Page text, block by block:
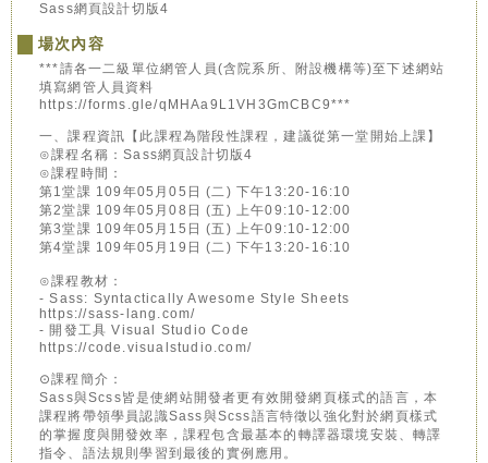
Sass網頁設計切版4
場次內容
***請各一二級單位網管人員(含院系所、附設機構等)至下述網站
填寫網管人員資料
https://forms.gle/qMHAa9L1VH3GmCBC9***
一、課程資訊【此課程為階段性課程，建議從第一堂開始上課】
⊙課程名稱：Sass網頁設計切版4
⊙課程時間：
第1堂課 109年05月05日 (二) 下午13:20-16:10
第2堂課 109年05月08日 (五) 上午09:10-12:00
第3堂課 109年05月15日 (五) 上午09:10-12:00
第4堂課 109年05月19日 (二) 下午13:20-16:10
⊙課程教材：
- Sass: Syntactically Awesome Style Sheets
https://sass-lang.com/
- 開發工具 Visual Studio Code
https://code.visualstudio.com/
⊙課程簡介：
Sass與Scss皆是使網站開發者更有效開發網頁樣式的語言，本
課程將帶領學員認識Sass與Scss語言特徵以強化對於網頁樣式
的掌握度與開發效率，課程包含最基本的轉譯器環境安裝、轉譯
指令、語法規則學習到最後的實例應用。